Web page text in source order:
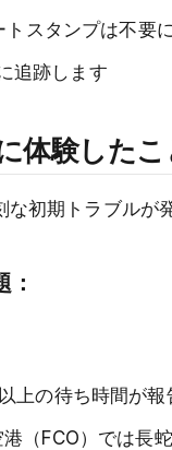
スタンプは不要
追跡します
体験したこ
初期トラブルが
上の待ち時間が報
（FCO）では長